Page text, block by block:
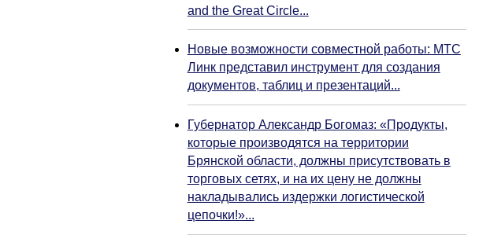
and the Great Circle...
Новые возможности совместной работы: МТС
Линк представил инструмент для создания
документов, таблиц и презентаций...
Губернатор Александр Богомаз: «Продукты,
которые производятся на территории
Брянской области, должны присутствовать в
торговых сетях, и на их цену не должны
накладывались издержки логистической
цепочки!»...